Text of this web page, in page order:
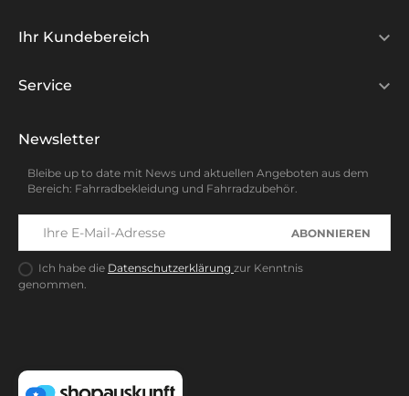
Ihr Kundebereich 
Service 
Newsletter
Bleibe up to date mit News und aktuellen Angeboten aus dem
Bereich: Fahrradbekleidung und Fahrradzubehör.
ABONNIEREN
Ich habe die Datenschutzerklärung zur Kenntnis
genommen.